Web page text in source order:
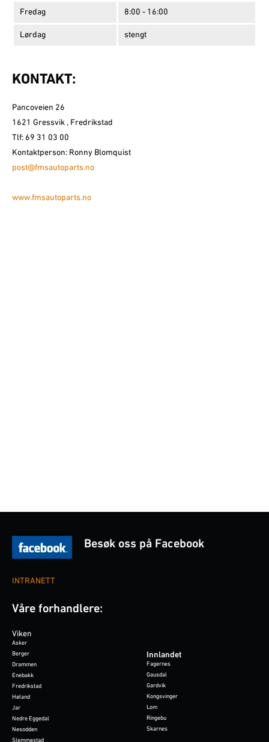
Fredag 8:00 - 16:00
Lørdag stengt
KONTAKT:
Pancoveien 26
1621 Gressvik , Fredrikstad
Tlf: 69 31 03 00
Kontaktperson: Ronny Blomquist
post@fmsautoparts.no
www.fmsautoparts.no
INTRANETT
Besøk oss på Facebook
Våre forhandlere:
Viken
Asker
Berger
Drammen
Enebakk
Fredrikstad
Høland
Jar
Nedre Eggedal
Nesodden
Innlandet
Fagernes
Gausdal
Gardvik
Kongsvinger
Lom
Ringebu
Skarnes